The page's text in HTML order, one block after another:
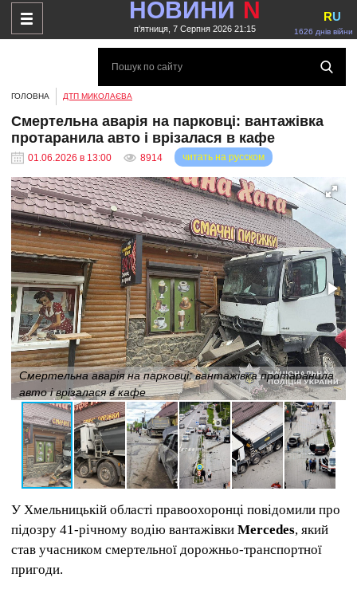
НОВИНИ N
п'ятниця, 7 Серпня 2026 21:15 1626 днів війни
RU
ГОЛОВНА ДТП МИКОЛАЄВА
Смертельна аварія на парковці: вантажівка
протаранила авто і врізалася в кафе
01.06.2026 в 13:00 8914 читать на русском
Смертельна аварія на парковці: вантажівка протаранила
авто і врізалася в кафе
У Хмельницькій області правоохоронці повідомили про
підозру 41-річному водію вантажівки Mercedes, який
став учасником смертельної дорожньо-транспортної
пригоди.